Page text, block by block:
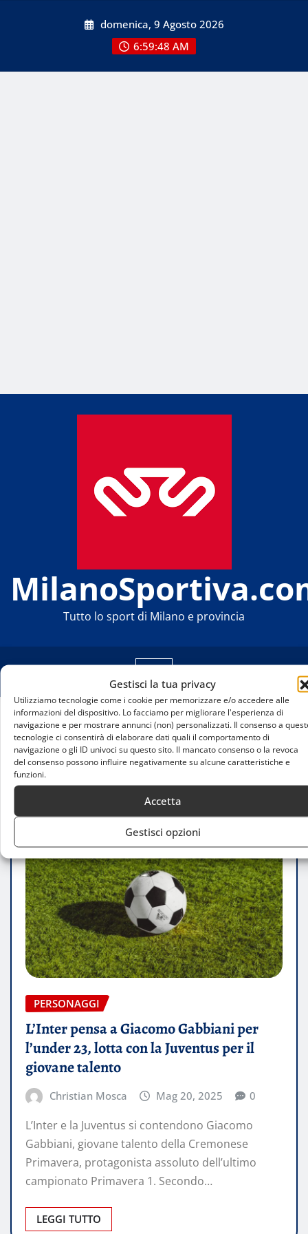
Gestisci la tua privacy
Utilizziamo tecnologie come i cookie per memorizzare e/o accedere alle
informazioni del dispositivo. Lo facciamo per migliorare l'esperienza di
navigazione e per mostrare annunci (non) personalizzati. Il consenso a
tecnologie ci consentirà di elaborare dati quali il comportamento di
navigazione o gli ID univoci su questo sito. Il mancato consenso o la revoca
del consenso possono influire negativamente su alcune caratteristiche e
funzioni.
Accetta
Gestisci opzioni
domenica, 9 Agosto 2026
6:59:48 AM
Tutto lo sport di Milano e provincia
Home
L’Inter pensa a Giacomo Gabbiani per l’under 23,
lotta con la Juventus per il giovane talento
PERSONAGGI
L’Inter pensa a Giacomo Gabbiani per
l’under 23, lotta con la Juventus per il
giovane talento
Christian Mosca Mag 20, 2025 0
L’Inter e la Juventus si contendono Giacomo
Gabbiani, giovane talento della Cremonese
Primavera, protagonista assoluto dell’ultimo
campionato Primavera 1. Secondo…
LEGGI TUTTO